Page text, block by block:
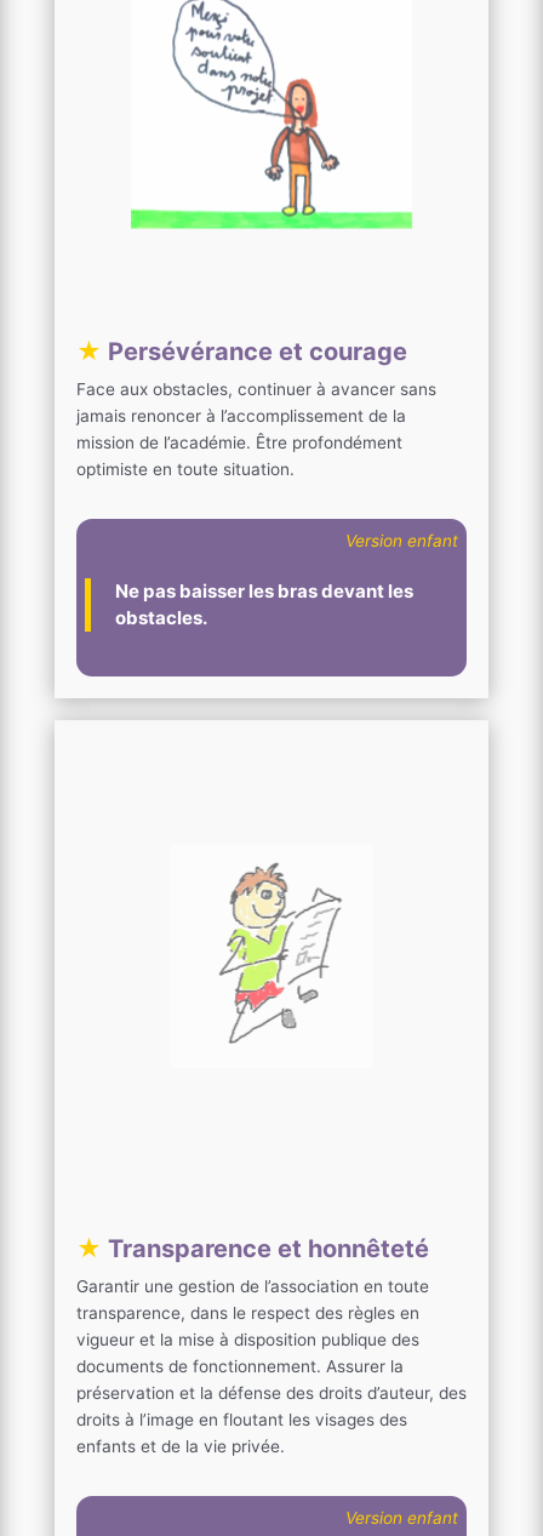
★ Persévérance et courage
Face aux obstacles, continuer à avancer sans
jamais renoncer à l’accomplissement de la
mission de l’académie. Être profondément
optimiste en toute situation.
Version enfant
Ne pas baisser les bras devant les
obstacles.
★ Transparence et honnêteté
Garantir une gestion de l’association en toute
transparence, dans le respect des règles en
vigueur et la mise à disposition publique des
documents de fonctionnement. Assurer la
préservation et la défense des droits d’auteur, des
droits à l’image en floutant les visages des
enfants et de la vie privée.
Version enfant